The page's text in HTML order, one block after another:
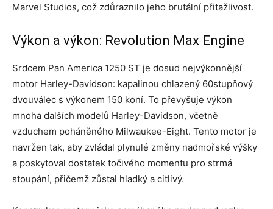
Marvel Studios, což zdůraznilo jeho brutální přitažlivost.
Výkon a výkon: Revolution Max Engine
Srdcem Pan America 1250 ST je dosud nejvýkonnější
motor Harley-Davidson: kapalinou chlazený 60stupňový
dvouválec s výkonem 150 koní. To převyšuje výkon
mnoha dalších modelů Harley-Davidson, včetně
vzduchem poháněného Milwaukee-Eight. Tento motor je
navržen tak, aby zvládal plynulé změny nadmořské výšky
a poskytoval dostatek točivého momentu pro strmá
stoupání, přičemž zůstal hladký a citlivý.